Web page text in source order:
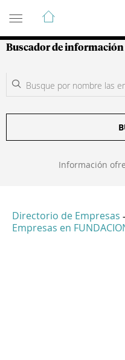
Guía de
Buscador de información
Información
Directorio de Empresas -
Empresas en